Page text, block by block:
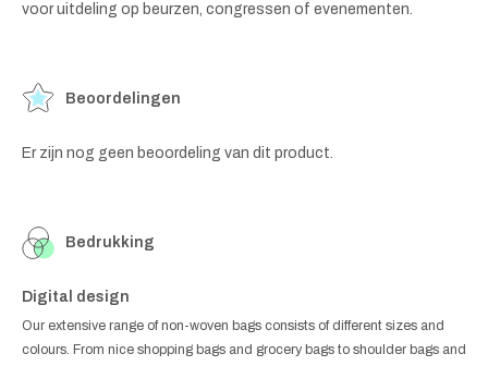
voor uitdeling op beurzen, congressen of evenementen.
Beoordelingen
Er zijn nog geen beoordeling van dit product.
Bedrukking
Digital design
Our extensive range of non-woven bags consists of different sizes and
colours. From nice shopping bags and grocery bags to shoulder bags and